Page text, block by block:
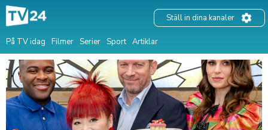
På TV idag Filmer Serier Sport Artiklar
Ställ in dina kanaler